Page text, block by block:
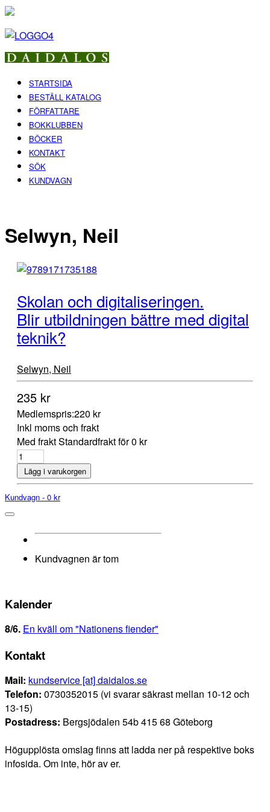
STARTSIDA
BESTÄLL KATALOG
FÖRFATTARE
BOKKLUBBEN
BÖCKER
KONTAKT
SÖK
KUNDVAGN
Selwyn, Neil
Skolan och digitaliseringen.
Blir utbildningen bättre med digital
teknik?
Selwyn, Neil
235 kr
Medlemspris:220 kr
Inkl moms och frakt
Med frakt Standardfrakt för 0 kr
Lägg i varukorgen
Kundvagn - 0 kr
Kundvagnen är tom
Kalender
8/6. En kväll om "Nationens fiender"
Kontakt
Mail: kundservice [at] daidalos.se
Telefon: 0730352015 (vi svarar säkrast mellan 10-12 och
13-15)
Postadress: Bergsjödalen 54b 415 68 Göteborg
Högupplösta omslag finns att ladda ner på respektive boks
infosida. Om inte, hör av er.